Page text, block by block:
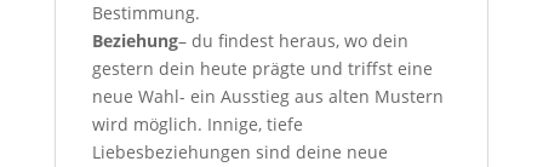
Bestimmung.
Beziehung– du findest heraus, wo dein
gestern dein heute prägte und triffst eine
neue Wahl- ein Ausstieg aus alten Mustern
wird möglich. Innige, tiefe
Liebesbeziehungen sind deine neue